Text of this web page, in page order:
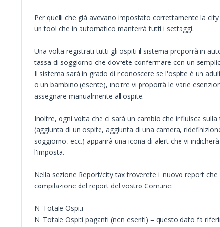
Per quelli che già avevano impostato correttamente la
un tool che in automatico manterrà tutti i settaggi.
Una volta registrati tutti gli ospiti il sistema proporrà in
tassa di soggiorno che dovrete confermare con un
Il sistema sarà in grado di riconoscere se l'ospite è un
o un bambino (esente), inoltre vi proporrà le varie
assegnare manualmente all'ospite.
Inoltre, ogni volta che ci sarà un cambio che influisca
(aggiunta di un ospite, aggiunta di una camera,
soggiorno, ecc.) apparirà una icona di alert che vi
l'imposta.
Nella sezione Report/city tax troverete il nuovo report che
compilazione del report del vostro Comune:
N. Totale Ospiti
N. Totale Ospiti paganti (non esenti) = questo dato fa